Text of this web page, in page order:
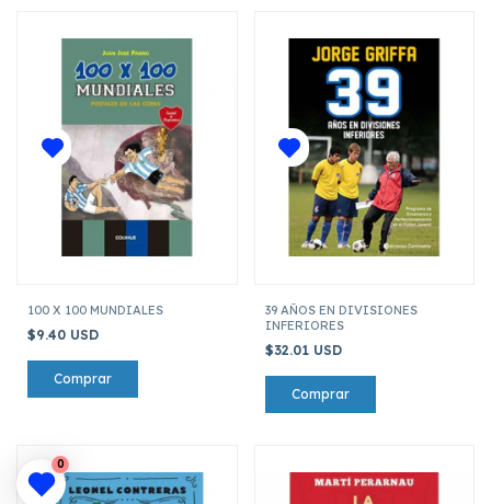
100 X 100 MUNDIALES
$9.40 USD
39 AÑOS EN DIVISIONES
INFERIORES
$32.01 USD
0